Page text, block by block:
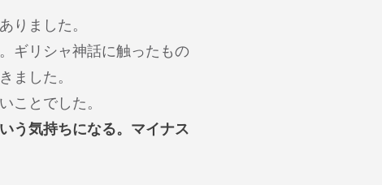
りました。
ギリシャ神話に触ったもの
ました。
ことでした。
う気持ちになる。マイナス